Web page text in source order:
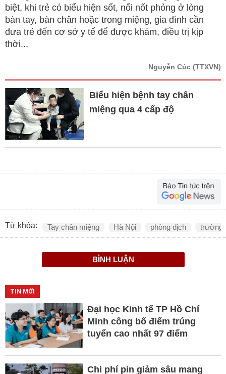
biệt, khi trẻ có biểu hiện sốt, nổi nốt phỏng ở lòng
bàn tay, bàn chân hoặc trong miệng, gia đình cần
đưa trẻ đến cơ sở y tế để được khám, điều trị kịp
thời...
Nguyễn Cúc (TTXVN)
Biểu hiện bệnh tay chân
miệng qua 4 cấp độ
Từ khóa: Tay chân miệng Hà Nội phòng dịch trường
BÌNH LUẬN
TIN MỚI
Đại học Kinh tế TP Hồ Chí
Minh công bố điểm trúng
tuyển cao nhất 97 điểm
Chi phí pin giảm sâu mang